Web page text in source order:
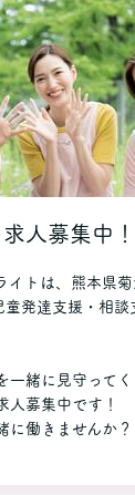
人募集中！
イトは、熊本県
童発達支援・相談
一緒に見守って
人募集中です！
に働きませんか？